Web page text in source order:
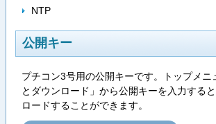
NTP
公開キー
プチコン3号用の公開キーです。トップメニ
とダウンロード」から公開キーを入力する
ロードすることができます。